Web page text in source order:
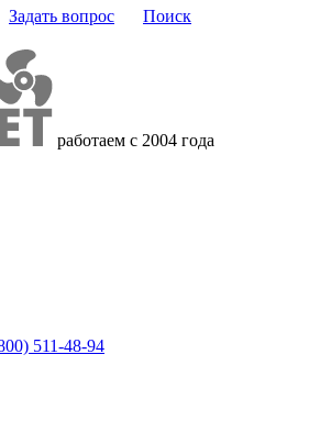
Задать вопрос Поиск
работаем с 2004 года
511-48-94